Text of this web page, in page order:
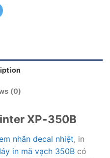
(0)
XP-350B
nhãn decal nhiệt, in
in mã vạch 350B có